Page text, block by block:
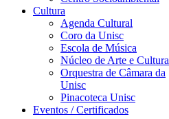
Cultura
Agenda Cultural
Coro da Unisc
Escola de Música
Núcleo de Arte e Cultura
Orquestra de Câmara da
Unisc
Pinacoteca Unisc
Eventos / Certificados